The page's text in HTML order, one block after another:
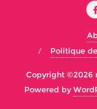
Politique
Copyright ©2026
Powered by